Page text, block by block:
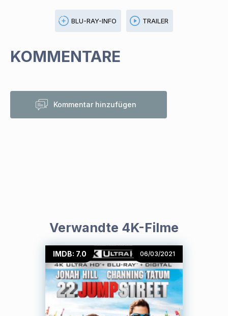
BLU-RAY-INFO TRAILER
KOMMENTARE
Kommentar hinzufügen
Verwandte 4K-Filme
IMDB: 7.0 06/03/2021